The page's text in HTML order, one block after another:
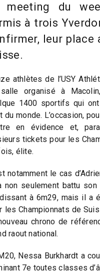
meeting du
à trois
leur place
athlètes de l’USY
organisé à
1400 sportifs qui
du monde. L’occasion,
en évidence et,
tickets pour les
élite.
notamment le cas
seulement battu son
à 6m29, mais il a
les Championnats de
chrono de
raout national.
Nessa Burkhardt a
7e toutes classes